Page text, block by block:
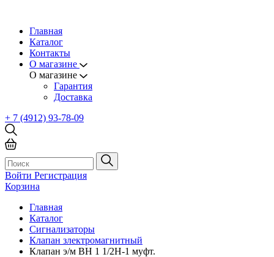
Главная
Каталог
Контакты
О магазине
О магазине
Гарантия
Доставка
+ 7 (4912) 93-78-09
Войти Регистрация
Корзина
Главная
Каталог
Сигнализаторы
Клапан злектромагнитный
Клапан э/м ВН 1 1/2Н-1 муфт.